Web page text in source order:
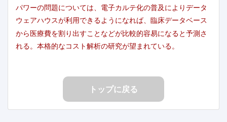
パワーの問題については、電子カルテ化の普及によりデータ
ウェアハウスが利用できるようになれば、臨床データベース
から医療費を割り出すことなどが比較的容易になると予測さ
れる。本格的なコスト解析の研究が望まれている。
トップに戻る